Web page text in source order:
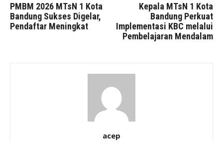
PMBM 2026 MTsN 1 Kota
Bandung Sukses Digelar,
Pendaftar Meningkat
Kepala MTsN 1 Kota
Bandung Perkuat
Implementasi KBC melalui
Pembelajaran Mendalam
acep